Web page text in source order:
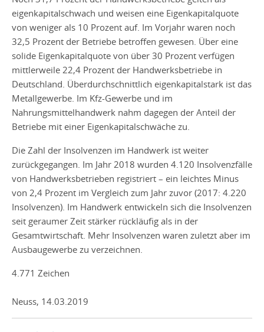
eigenkapitalschwach und weisen eine Eigenkapitalquote
von weniger als 10 Prozent auf. Im Vorjahr waren noch
32,5 Prozent der Betriebe betroffen gewesen. Über eine
solide Eigenkapitalquote von über 30 Prozent verfügen
mittlerweile 22,4 Prozent der Handwerksbetriebe in
Deutschland. Überdurchschnittlich eigenkapitalstark ist das
Metallgewerbe. Im Kfz-Gewerbe und im
Nahrungsmittelhandwerk nahm dagegen der Anteil der
Betriebe mit einer Eigenkapitalschwäche zu.
Die Zahl der Insolvenzen im Handwerk ist weiter
zurückgegangen. Im Jahr 2018 wurden 4.120 Insolvenzfälle
von Handwerksbetrieben registriert – ein leichtes Minus
von 2,4 Prozent im Vergleich zum Jahr zuvor (2017: 4.220
Insolvenzen). Im Handwerk entwickeln sich die Insolvenzen
seit geraumer Zeit stärker rückläufig als in der
Gesamtwirtschaft. Mehr Insolvenzen waren zuletzt aber im
Ausbaugewerbe zu verzeichnen.
4.771 Zeichen
Neuss, 14.03.2019